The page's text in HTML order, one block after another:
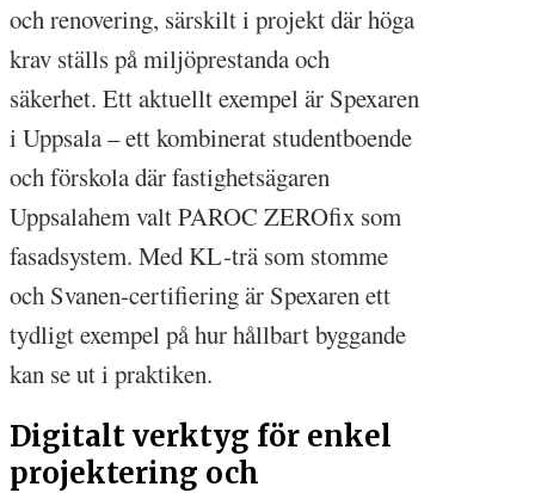
och renovering, särskilt i projekt där höga
krav ställs på miljöprestanda och
säkerhet. Ett aktuellt exempel är Spexaren
i Uppsala – ett kombinerat studentboende
och förskola där fastighetsägaren
Uppsalahem valt PAROC ZEROfix som
fasadsystem. Med KL-trä som stomme
och Svanen-certifiering är Spexaren ett
tydligt exempel på hur hållbart byggande
kan se ut i praktiken.
Digitalt verktyg för enkel
projektering och